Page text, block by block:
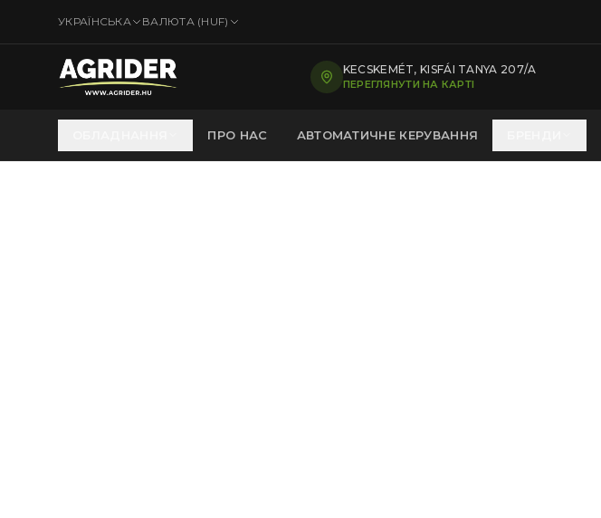
УКРАЇНСЬКА ВАЛЮТА (HUF)
KECSKEMÉT, KISFÁI TANYA 207/A
ПЕРЕГЛЯНУТИ НА КАРТІ
ПРО НАС АВТОМАТИЧНЕ КЕРУВАННЯ